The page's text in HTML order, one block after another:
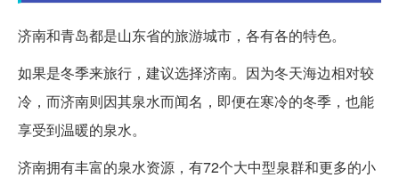
济南和青岛都是山东省的旅游城市，各有各的特色。
如果是冬季来旅行，建议选择济南。因为冬天海边相对较
冷，而济南则因其泉水而闻名，即便在寒冷的冬季，也能
享受到温暖的泉水。
济南拥有丰富的泉水资源，有72个大中型泉群和更多的小